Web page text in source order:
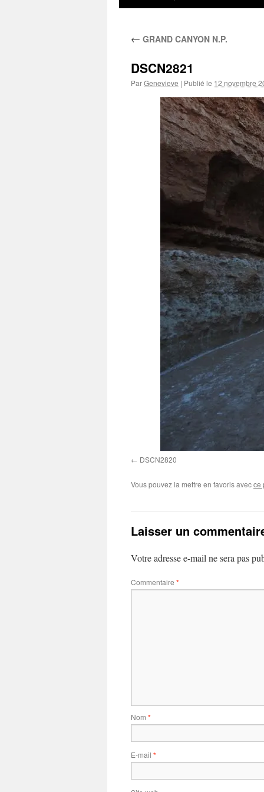
contenu
← GRAND CANYON N.P.
DSCN2821
ParGenevieve | Publié le 12 novembre
DSCN2820
Vous pouvez la mettre en favoris avecce
Laisser un
Votre adresse e-mail ne sera pas
Commentaire *
Nom *
E-mail *